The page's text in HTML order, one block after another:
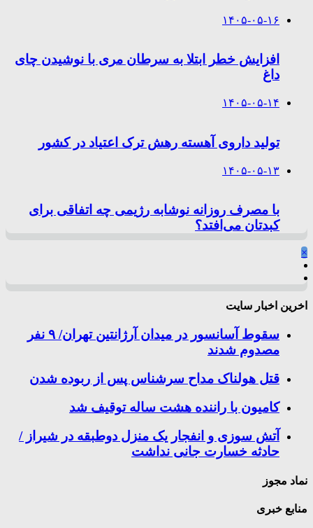
۱۴۰۵-۰۵-۱۶
افزایش خطر ابتلا به سرطان مری با نوشیدن چای
داغ
۱۴۰۵-۰۵-۱۴
تولید داروی آهسته رهش ترک اعتیاد در کشور
۱۴۰۵-۰۵-۱۳
با مصرف روزانه نوشابه رژیمی چه اتفاقی برای
کبدتان می‌افتد؟
×
اخرین اخبار سایت
سقوط آسانسور در میدان آرژانتین تهران/ ۹ نفر
مصدوم شدند
قتل هولناک مداح سرشناس پس از ربوده شدن
کامیون با راننده هشت ساله توقیف شد
آتش سوزی و انفجار یک منزل دوطبقه در شیراز /
حادثه خسارت جانی نداشت
نماد مجوز
منابع خبری